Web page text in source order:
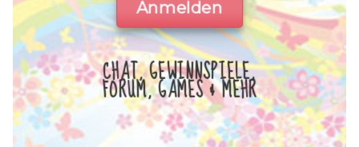
Anmelden
CHAT, GEWINNSPIELE,
FORUM, GAMES & MEHR